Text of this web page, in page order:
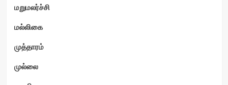
மறுமலர்ச்சி
மல்லிகை
முத்தாரம்
முல்லை